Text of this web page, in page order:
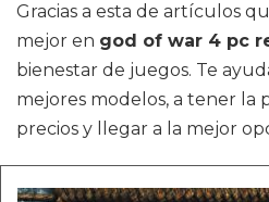
Gracias a esta de artículos
mejor en god of war 4 pc
bienestar de juegos. Te
mejores modelos, a tener la
precios y llegar a la mejor